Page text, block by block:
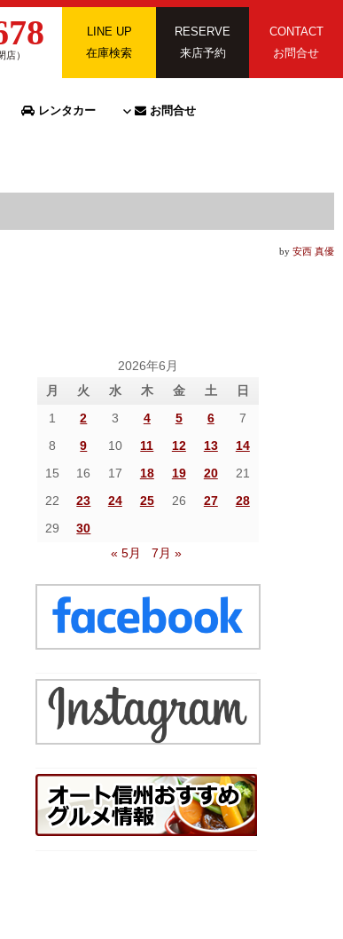
）
LINE UP
在庫検索
RESERVE
来店予約
CONTACT
お問合せ
レンタカー お問合せ
by 安西 真優
2026年6月
月
火 水 木 金 土
日
1
2 3 4 5 6
7
8
9 10 11 12 13
14
15
16 17 18 19 20
21
22
23 24 25 26 27
28
29
30
« 5月
7月 »